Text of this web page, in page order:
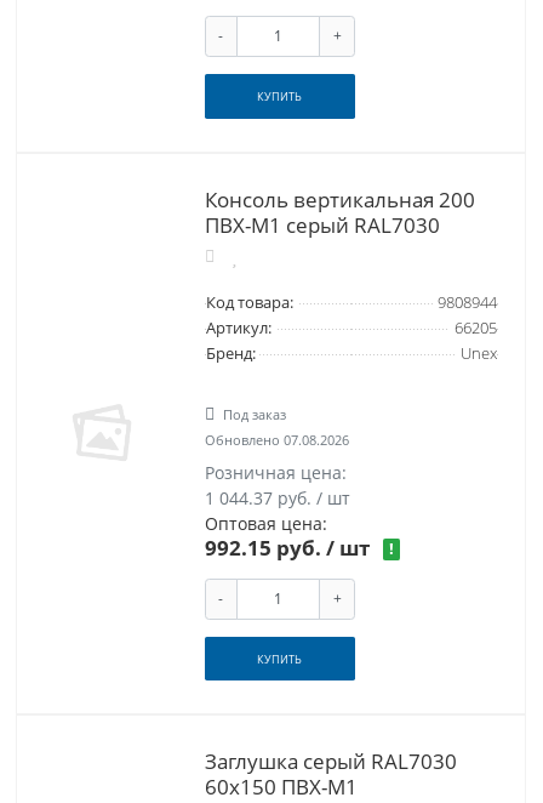
- +
КУПИТЬ
Консоль вертикальная 200
ПВХ-М1 серый RAL7030
Код товара:
9808944
Артикул:
66205
Бренд:
Unex
Под заказ
Обновлено 07.08.2026
Розничная цена:
1 044.37 руб. / шт
Оптовая цена:
992.15 руб. / шт !
- +
КУПИТЬ
Заглушка серый RAL7030
60x150 ПВХ-М1